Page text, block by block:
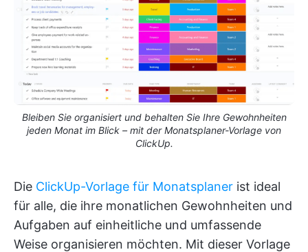
Bleiben Sie organisiert und behalten Sie Ihre Gewohnheiten
jeden Monat im Blick – mit der Monatsplaner-Vorlage von
ClickUp.
Die ClickUp-Vorlage für Monatsplaner ist ideal
für alle, die ihre monatlichen Gewohnheiten und
Aufgaben auf einheitliche und umfassende
Weise organisieren möchten. Mit dieser Vorlage